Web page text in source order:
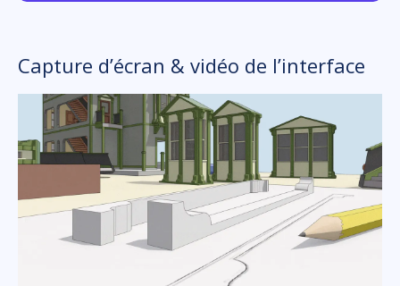
Capture d’écran & vidéo de l’interface